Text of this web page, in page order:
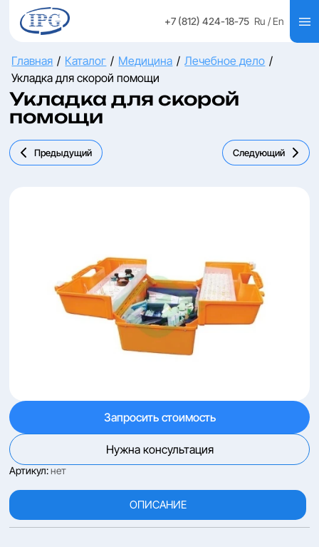
+7 (812) 424-18-75 Ru / En
Главная / Каталог / Медицина / Лечебное дело /
Укладка для скорой помощи
Укладка для скорой
помощи
Предыдущий Следующий
Артикул:нет
Запросить стоимость
Нужна консультация
ОПИСАНИЕ